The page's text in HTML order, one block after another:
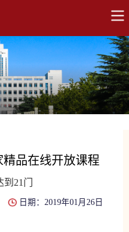
品在线开放课程
21门
日期：2019年01月26日